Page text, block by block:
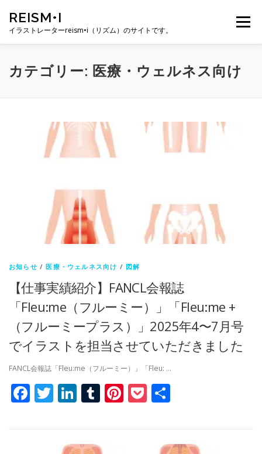
REISM•I
イラストレーターreism•i（リズム）のサイトです。
メニュー
HOME GALLERY PROFILE WORK
お問い合わせ
カテゴリー: 医療・ウェルネス向け
お知らせ /医療・ウェルネス向け /図解
【仕事実績紹介】FANCL会報誌
「Fleu:me（フルーミー）」「Fleu:me +
（フルーミープラス）」2025年4〜7月号
でイラストを担当させていただきました
FANCL会報誌「Fleu:me（フルーミー）」「Fleu: …
Facebook
Twitter
LinkedIn
Tumblr
Pinterest
Pocket